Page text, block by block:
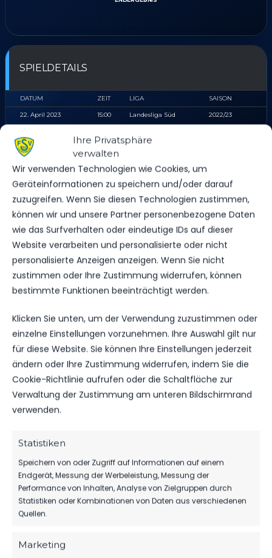
Ihre Privatsphäre
verwalten
Wir verwenden Technologien wie Cookies, um
Geräteinformationen zu speichern und/oder darauf
zuzugreifen. Wenn Sie diesen Technologien zustimmen,
können wir und unsere Partner personenbezogene Daten
wie das Surfverhalten oder eindeutige IDs auf dieser
Website verarbeiten und personalisierte oder nicht
personalisierte Anzeigen anzeigen. Wenn Sie nicht
zustimmen oder Ihre Zustimmung widerrufen, können
bestimmte Funktionen beeinträchtigt werden.
Klicken Sie unten, um der Verwendung zuzustimmen oder
einzelne Einstellungen vorzunehmen. Ihre Auswahl gilt nur
für diese Website. Sie können Ihre Einstellungen jederzeit
ändern oder Ihre Zustimmung widerrufen, indem Sie die
Cookie-Richtlinie aufrufen oder die Schaltfläche zur
Verwaltung der Zustimmung am unteren Bildschirmrand
verwenden.
Statistiken
Speichern von oder Zugriff auf Informationen auf einem
Endgerät, Messung der Werbeleistung, Messung der
Performance von Inhalten, Analyse von Zielgruppen durch
Statistiken oder Kombinationen von Daten aus verschiedenen
Quellen.
Marketing
SPIELDETAILS
DATUM ZEIT LIGA SAISON
22. April 2023 15:00 Landesliga Süd 2022/23
ERGEBNIS
MANNSCHAFT TORE SPIELAUSGANG
FSV “Glückauf” Brieske/​Senftenberg 3 Niederlage
FSV 63 Luckenwalde II 4 Sieg
DATUM BEGEGNUNG ERGEBNIS
SA.., 15.
OKT.
2022
15:00
Uhr
Luckenwalde
II
vs. FSV
“Glückauf”
Senftenberg
3:3
Landesliga
Süd
ÄHNLICHE BEITRÄGE
Senftenberg vs FSV 63
4. Mai 2024
Ähnlicher Beitrag
8. November 2025
Ähnlicher Beitrag
FSV 63 Luckenwalde II vs
FSV “Glückauf” Brieske/​
Ähnlicher Beitrag